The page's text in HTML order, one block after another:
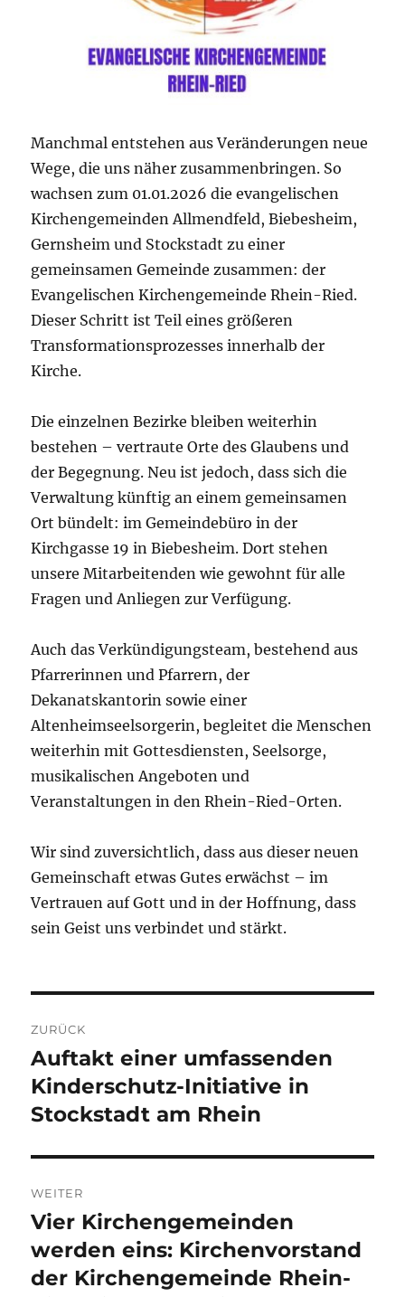
Manchmal entstehen aus Veränderungen neue
Wege, die uns näher zusammenbringen. So
wachsen zum 01.01.2026 die evangelischen
Kirchengemeinden Allmendfeld, Biebesheim,
Gernsheim und Stockstadt zu einer
gemeinsamen Gemeinde zusammen: der
Evangelischen Kirchengemeinde Rhein-Ried.
Dieser Schritt ist Teil eines größeren
Transformationsprozesses innerhalb der
Kirche.
Die einzelnen Bezirke bleiben weiterhin
bestehen – vertraute Orte des Glaubens und
der Begegnung. Neu ist jedoch, dass sich die
Verwaltung künftig an einem gemeinsamen
Ort bündelt: im Gemeindebüro in der
Kirchgasse 19 in Biebesheim. Dort stehen
unsere Mitarbeitenden wie gewohnt für alle
Fragen und Anliegen zur Verfügung.
Auch das Verkündigungsteam, bestehend aus
Pfarrerinnen und Pfarrern, der
Dekanatskantorin sowie einer
Altenheimseelsorgerin, begleitet die Menschen
weiterhin mit Gottesdiensten, Seelsorge,
musikalischen Angeboten und
Veranstaltungen in den Rhein-Ried-Orten.
Wir sind zuversichtlich, dass aus dieser neuen
Gemeinschaft etwas Gutes erwächst – im
Vertrauen auf Gott und in der Hoffnung, dass
sein Geist uns verbindet und stärkt.
ZURÜCK
Vorheriger
Beitrag:
Auftakt einer umfassenden
Kinderschutz-Initiative in
Stockstadt am Rhein
WEITER
Nächster
Beitrag:
Vier Kirchengemeinden
werden eins: Kirchenvorstand
der Kirchengemeinde Rhein-